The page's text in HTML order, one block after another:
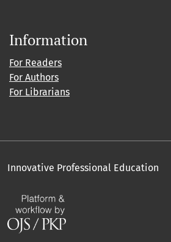
Information
For Readers
For Authors
For Librarians
Innovative Professional Education